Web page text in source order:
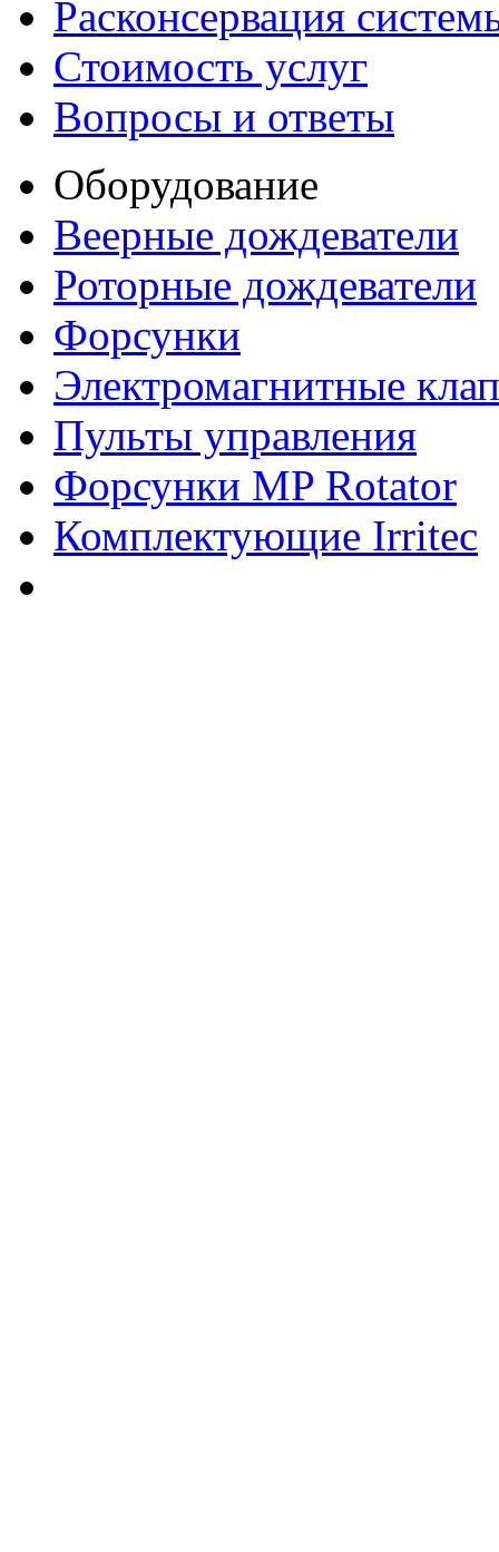
Расконсервация
Стоимость услуг
Вопросы и ответы
Оборудование
Веерные дождеватели
Роторные дождеватели
Форсунки
Электромагнитные
Пульты управления
Форсунки MP Rotator
Комплектующие Irritec